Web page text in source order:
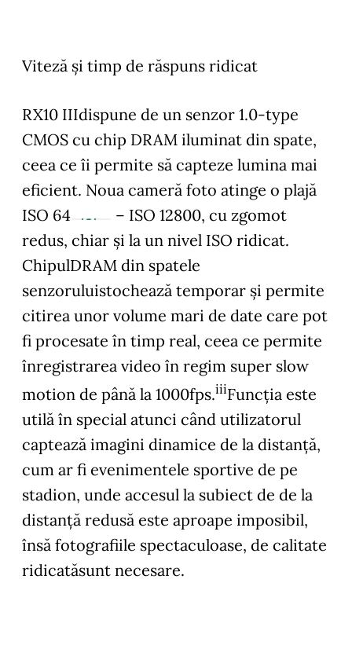
Viteză și timp de răspuns ridicat
RX10 IIIdispune de un senzor 1.0-type
CMOS cu chip DRAM iluminat din spate,
ceea ce îi permite să capteze lumina mai
eficient. Noua cameră foto atinge o plajă
ISO 64
– ISO 12800, cu zgomot
redus, chiar și la un nivel ISO ridicat.
ChipulDRAM din spatele
senzoruluistochează temporar și permite
citirea unor volume mari de date care pot
fi procesate în timp real, ceea ce permite
înregistrarea video în regim super slow
motion de până la 1000fps.iiiFuncția este
utilă în special atunci când utilizatorul
captează imagini dinamice de la distanță,
cum ar fi evenimentele sportive de pe
stadion, unde accesul la subiect de de la
distanță redusă este aproape imposibil,
însă fotografiile spectaculoase, de calitate
ridicatăsunt necesare.